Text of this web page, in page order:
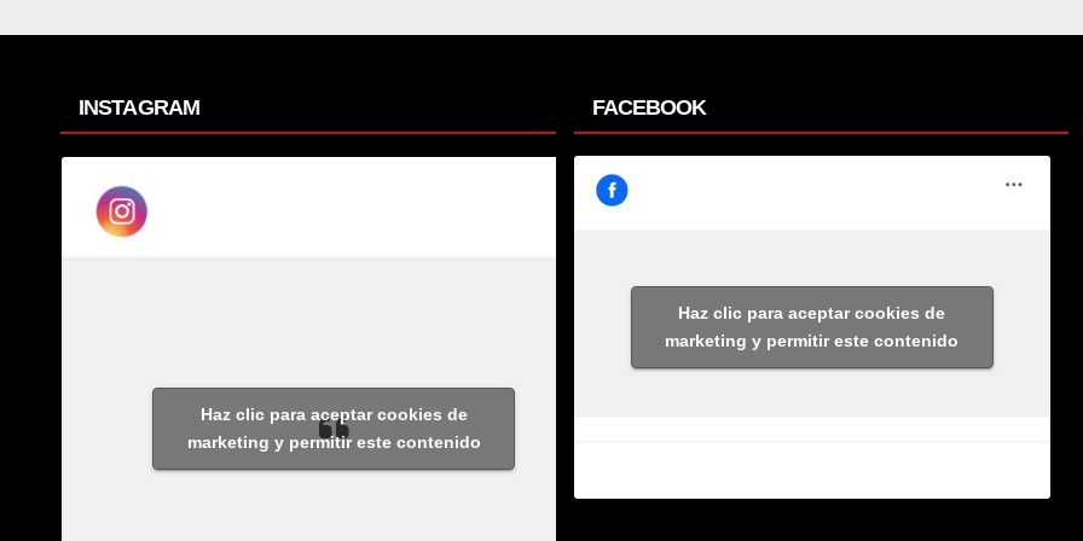
INSTAGRAM
Haz clic para aceptar cookies de
marketing y permitir este contenido
FACEBOOK
Haz clic para aceptar cookies de
marketing y permitir este contenido